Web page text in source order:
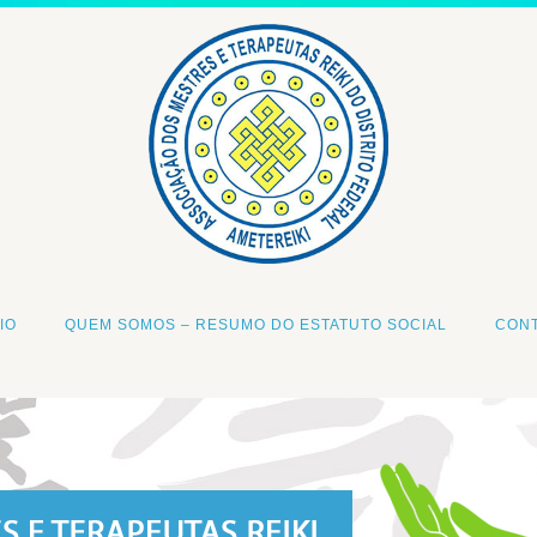
QUEM SOMOS – RESUMO DO ESTATUTO SOCIAL